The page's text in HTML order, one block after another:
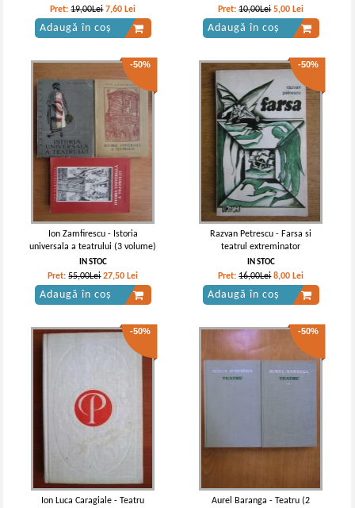
Pret:19,00Lei 7,60 Lei
Adaugă în coș
Pret:10,00Lei 5,00 Lei
Adaugă în coș
-50%
Ion Zamfirescu - Istoria
universala a teatrului (3 volume)
IN STOC
Pret:55,00Lei 27,50 Lei
Adaugă în coș
-50%
Razvan Petrescu - Farsa si
teatrul extreminator
IN STOC
Pret:16,00Lei 8,00 Lei
Adaugă în coș
-50%
Ion Luca Caragiale - Teatru
-50%
Aurel Baranga - Teatru (2